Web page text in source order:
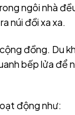
ngôi nhà
núi đồi xa xa.
đồng. Du
bếp lửa để
động như: